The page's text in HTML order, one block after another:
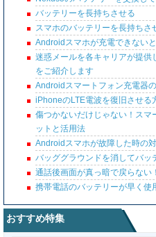
バッテリーを長持ちさせる
スマホのバッテリーを長持ちさ
Androidスマホが充電できない
迷惑メールを各キャリアが提供
をご紹介します
Androidスマートフォン充電器
iPhoneのLTE電波を復旧させる
傷つかないだけじゃない！スマ
ットと活用法
Androidスマホが故障した時の
バッググラウンドを消してバッ
通話後画面が真っ暗で戻らない
携帯電話のバッテリーが早く使
おすすめ特集